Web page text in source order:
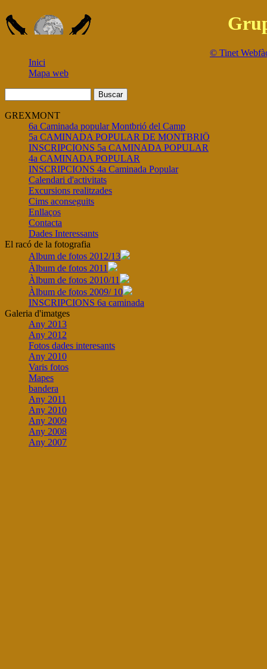
Inici
Mapa web
GREXMONT
6a Caminada popular Montbrió del Camp
5a CAMINADA POPULAR DE MONTBRIÖ
INSCRIPCIONS 5a CAMINADA POPULAR
4a CAMINADA POPULAR
INSCRIPCIONS 4a Caminada Popular
Calendari d'activitats
Excursions realitzades
Cims aconseguits
Enllaços
Contacta
Dades Interessants
El racó de la fotografia
Album de fotos 2012/13
Àlbum de fotos 2011
Àlbum de fotos 2010/11
Àlbum de fotos 2009/ 10
INSCRIPCIONS 6a caminada
Galeria d'imatges
Any 2013
Any 2012
Fotos dades interesants
Any 2010
Varis fotos
Mapes
bandera
Any 2011
Any 2010
Any 2009
Any 2008
Any 2007
© Tinet